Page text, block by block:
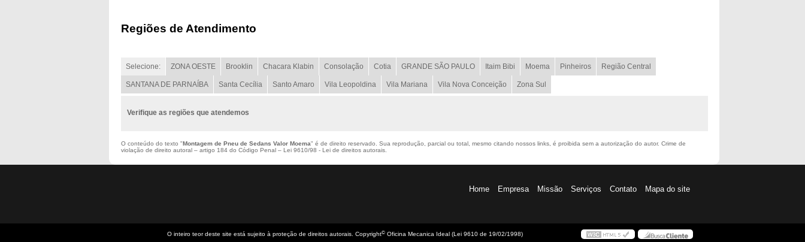
Regiões de Atendimento
Selecione: ZONA OESTE Brooklin Chacara Klabin Consolação Cotia GRANDE SÃO PAULO Itaim Bibi Moema Pinheiros Região Central
SANTANA DE PARNAÍBA Santa Cecília Santo Amaro Vila Leopoldina Vila Mariana Vila Nova Conceição Zona Sul
Verifique as regiões que atendemos
O conteúdo do texto "Montagem de Pneu de Sedans Valor Moema" é de direito reservado. Sua reprodução, parcial ou total, mesmo citando nossos links, é proibida sem a autorização do autor. Crime de
violação de direito autoral – artigo 184 do Código Penal – Lei 9610/98 - Lei de direitos autorais.
Home Empresa Missão Serviços Contato Mapa do site
O inteiro teor deste site está sujeito à proteção de direitos autorais. Copyright© Oficina Mecanica Ideal (Lei 9610 de 19/02/1998)